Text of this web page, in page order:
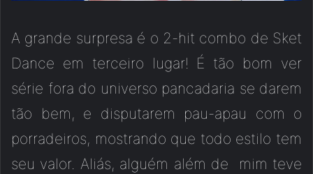
A grande surpresa é o 2-hit combo de Sket
Dance em terceiro lugar! É tão bom ver
série fora do universo pancadaria se darem
tão bem, e disputarem pau-apau com o
porradeiros, mostrando que todo estilo tem
seu valor. Aliás, alguém além de mim teve